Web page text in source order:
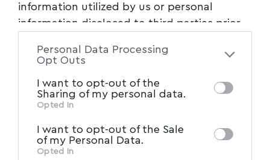
information utilized by us or personal
information disclosed to third parties prior
of the further disclosure of your personal
of downstream participants. This
information may also be disclosed by us to
Participantsthat may further disclose it to
other third parties.
Personal Data Processing
Opt Outs
I want to opt-out of the
Sharing of my personal data.
Opted In
I want to opt-out of the Sale
of my Personal Data.
Opted In
MYVOLOS.NET | ΤΑΥΤΟΤΗΤΑ
ΔΗΛΩΣΗ ΣΥΜΜΟΡΦΩΣΗΣ ΜΕ ΤΗ